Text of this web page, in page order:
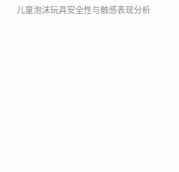
儿童泡沫玩具安全性与触感表现分析